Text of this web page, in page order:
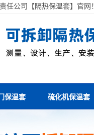
任公司【隔热保温套】官网！
保温套 硫化机保温套